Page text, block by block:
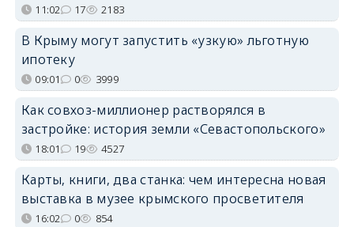
11:02 17 2183
В Крыму могут запустить «узкую» льготную
ипотеку
09:01 0 3999
Как совхоз-миллионер растворялся в
застройке: история земли «Севастопольского»
18:01 19 4527
Карты, книги, два станка: чем интересна новая
выставка в музее крымского просветителя
16:02 0 854